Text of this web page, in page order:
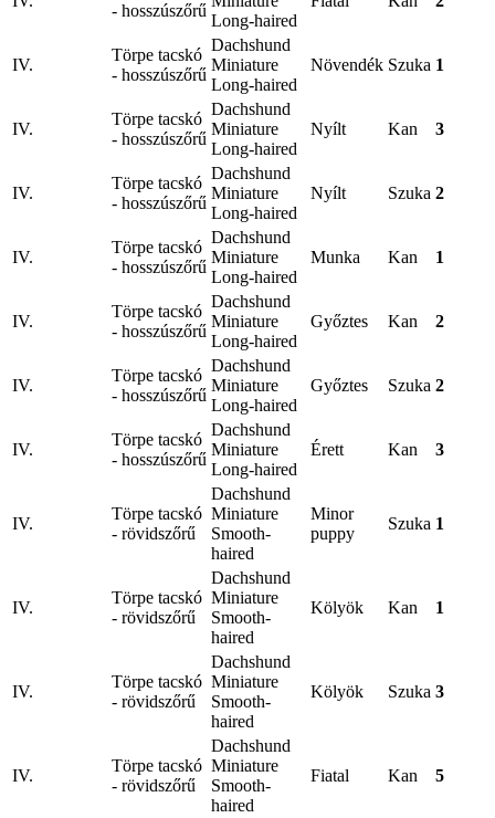
- hosszúszőrű
Long-haired
IV.
Törpe tacskó
- hosszúszőrű
Dachshund
Miniature
Long-haired
Növendék Szuka 1
IV.
Törpe tacskó
- hosszúszőrű
Dachshund
Miniature
Long-haired
Nyílt Kan 3
IV.
Törpe tacskó
- hosszúszőrű
Dachshund
Miniature
Long-haired
Nyílt Szuka 2
IV.
Törpe tacskó
- hosszúszőrű
Dachshund
Miniature
Long-haired
Munka Kan 1
IV.
Törpe tacskó
- hosszúszőrű
Dachshund
Miniature
Long-haired
Győztes Kan 2
IV.
Törpe tacskó
- hosszúszőrű
Dachshund
Miniature
Long-haired
Győztes Szuka 2
IV.
Törpe tacskó
- hosszúszőrű
Dachshund
Miniature
Long-haired
Érett Kan 3
IV.
Törpe tacskó
- rövidszőrű
Dachshund
Miniature
Smooth-
haired
Minor
puppy
Szuka 1
IV.
Törpe tacskó
- rövidszőrű
Dachshund
Miniature
Smooth-
haired
Kölyök Kan 1
IV.
Törpe tacskó
- rövidszőrű
Dachshund
Miniature
Smooth-
haired
Kölyök Szuka 3
IV.
Törpe tacskó
- rövidszőrű
Dachshund
Miniature
Smooth-
haired
Fiatal Kan 5